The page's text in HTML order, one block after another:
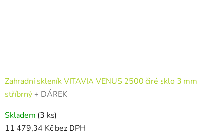
Zahradní skleník VITAVIA VENUS 2500 čiré sklo 3 mm
stříbrný + DÁREK
Skladem (3 ks)
11 479,34 Kč bez DPH